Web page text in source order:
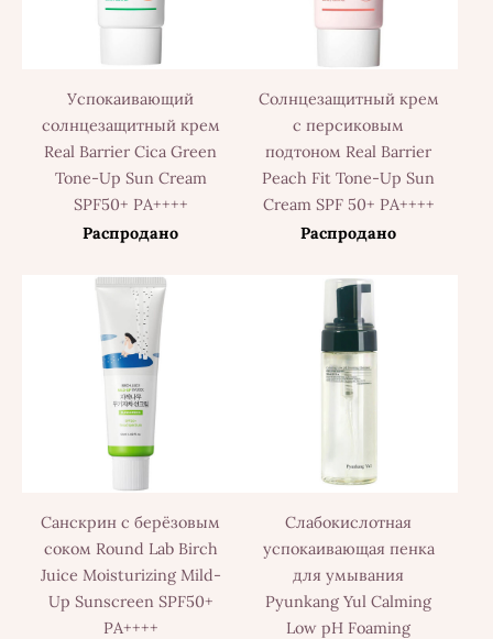
Успокаивающий
солнцезащитный крем
Real Barrier Cica Green
Tone-Up Sun Cream
SPF50+ PA++++
Распродано
Солнцезащитный крем
с персиковым
подтоном Real Barrier
Peach Fit Tone-Up Sun
Cream SPF 50+ PA++++
Распродано
Санскрин с берёзовым
соком Round Lab Birch
Juice Moisturizing Mild-
Up Sunscreen SPF50+
PA++++
Слабокислотная
успокаивающая пенка
для умывания
Pyunkang Yul Calming
Low pH Foaming